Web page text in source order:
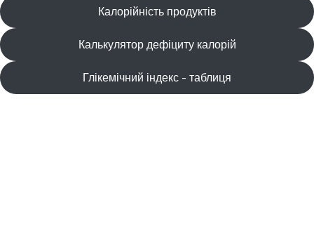
Калорійність продуктів
Калькулятор дефіциту калорій
Глікемічний індекс - таблиця